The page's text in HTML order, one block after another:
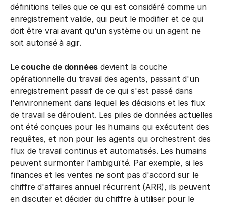
définitions telles que ce qui est considéré comme un
enregistrement valide, qui peut le modifier et ce qui
doit être vrai avant qu'un système ou un agent ne
soit autorisé à agir.
Lecouche de données devient la couche
opérationnelle du travail des agents, passant d'un
enregistrement passif de ce qui s'est passé dans
l'environnement dans lequel les décisions et les flux
de travail se déroulent. Les piles de données actuelles
ont été conçues pour les humains qui exécutent des
requêtes, et non pour les agents qui orchestrent des
flux de travail continus et automatisés. Les humains
peuvent surmonter l'ambiguïté. Par exemple, si les
finances et les ventes ne sont pas d'accord sur le
chiffre d'affaires annuel récurrent (ARR), ils peuvent
en discuter et décider du chiffre à utiliser pour le